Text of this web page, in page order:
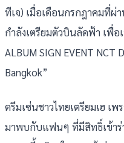
ทีเจ) เมื่อเดือนกรกฎาคมที่ผ่
กำลังเตรียมตัวบินลัดฟ้า เพื่อเ
ALBUM SIGN EVENT NCT
Bangkok”
ดรีมเซ่นชาวไทยเตรียมเฮ เพ
มาพบกับแฟนๆ ที่มีสิทธิ์เข้าร่